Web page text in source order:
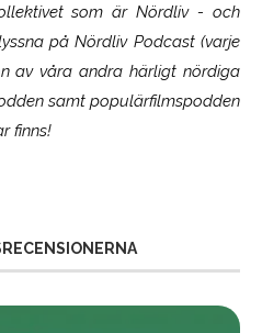
som ärNördliv- och
på Nördliv Podcast (varje
av våra andra härligt nördiga
samt populärfilmspodden
finns!